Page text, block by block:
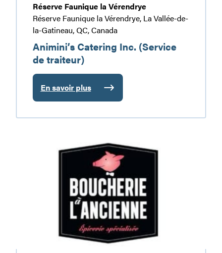
Réserve Faunique la Vérendrye
Réserve Faunique la Vérendrye, La Vallée-de-
la-Gatineau, QC, Canada
Animini’s Catering Inc. (Service
de traiteur)
En savoir plus
:
Animini’s
Catering